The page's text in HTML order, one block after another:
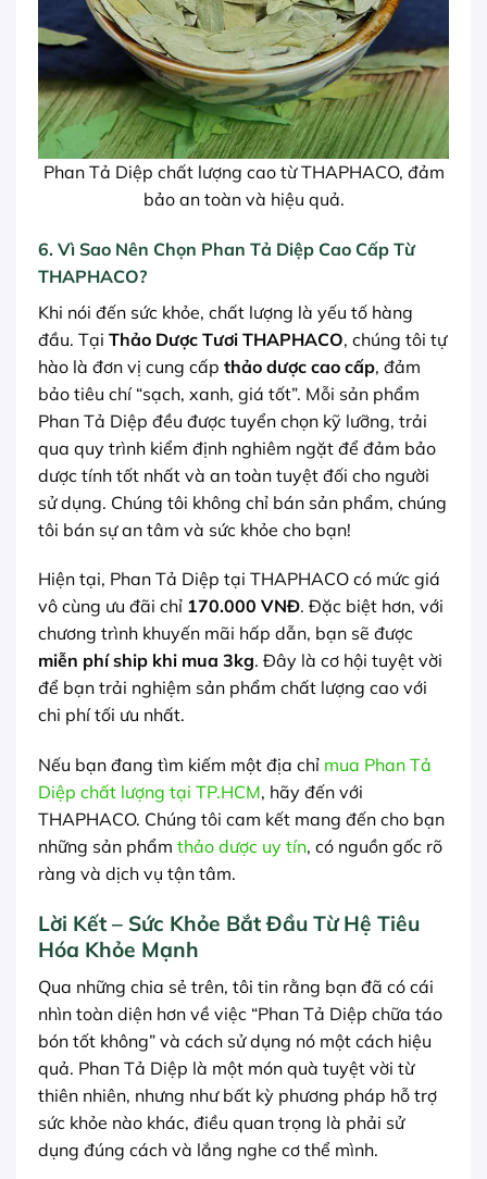
Phan Tả Diệp chất lượng cao từ THAPHACO, đảm
bảo an toàn và hiệu quả.
6. Vì Sao Nên Chọn Phan Tả Diệp Cao Cấp Từ
THAPHACO?
Khi nói đến sức khỏe, chất lượng là yếu tố hàng
đầu. Tại Thảo Dược Tươi THAPHACO, chúng tôi tự
hào là đơn vị cung cấp thảo dược cao cấp, đảm
bảo tiêu chí “sạch, xanh, giá tốt”. Mỗi sản phẩm
Phan Tả Diệp đều được tuyển chọn kỹ lưỡng, trải
qua quy trình kiểm định nghiêm ngặt để đảm bảo
dược tính tốt nhất và an toàn tuyệt đối cho người
sử dụng. Chúng tôi không chỉ bán sản phẩm, chúng
tôi bán sự an tâm và sức khỏe cho bạn!
Hiện tại, Phan Tả Diệp tại THAPHACO có mức giá
vô cùng ưu đãi chỉ 170.000 VNĐ. Đặc biệt hơn, với
chương trình khuyến mãi hấp dẫn, bạn sẽ được
miễn phí ship khi mua 3kg. Đây là cơ hội tuyệt vời
để bạn trải nghiệm sản phẩm chất lượng cao với
chi phí tối ưu nhất.
Nếu bạn đang tìm kiếm một địa chỉ mua Phan Tả
Diệp chất lượng tại TP.HCM, hãy đến với
THAPHACO. Chúng tôi cam kết mang đến cho bạn
những sản phẩm thảo dược uy tín, có nguồn gốc rõ
ràng và dịch vụ tận tâm.
Lời Kết – Sức Khỏe Bắt Đầu Từ Hệ Tiêu
Hóa Khỏe Mạnh
Qua những chia sẻ trên, tôi tin rằng bạn đã có cái
nhìn toàn diện hơn về việc “Phan Tả Diệp chữa táo
bón tốt không” và cách sử dụng nó một cách hiệu
quả. Phan Tả Diệp là một món quà tuyệt vời từ
thiên nhiên, nhưng như bất kỳ phương pháp hỗ trợ
sức khỏe nào khác, điều quan trọng là phải sử
dụng đúng cách và lắng nghe cơ thể mình.